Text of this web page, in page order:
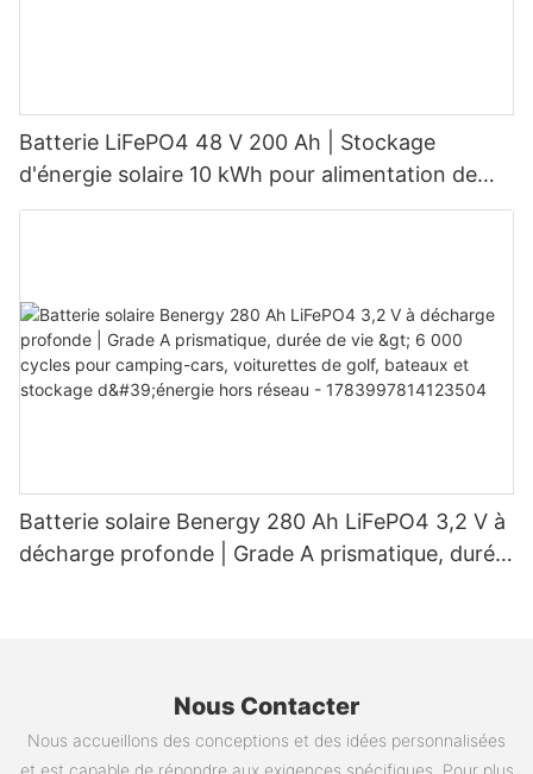
Batterie LiFePO4 48 V 200 Ah | Stockage
d'énergie solaire 10 kWh pour alimentation de
secours domestique
Batterie solaire Benergy 280 Ah LiFePO4 3,2 V à
décharge profonde | Grade A prismatique, durée
Nous Contacter
Nous accueillons des conceptions et des idées personnalisées